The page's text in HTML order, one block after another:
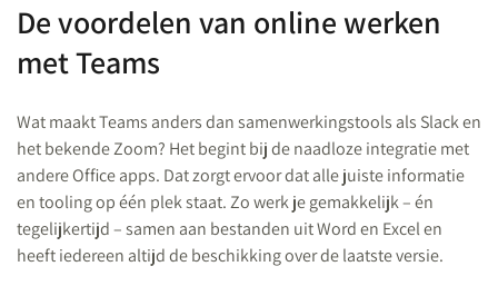
De voordelen van online werken
met Teams
Wat maakt Teams anders dan samenwerkingstools als Slack en
het bekende Zoom? Het begint bij de naadloze integratie met
andere Office apps. Dat zorgt ervoor dat alle juiste informatie
en tooling op één plek staat. Zo werk je gemakkelijk – én
tegelijkertijd – samen aan bestanden uit Word en Excel en
heeft iedereen altijd de beschikking over de laatste versie.